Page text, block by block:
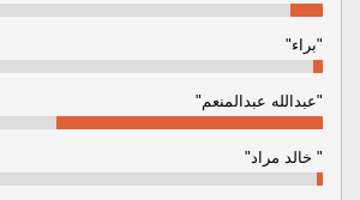
"براء"
"عبدالله عبدالمنعم"
" خالد مراد"